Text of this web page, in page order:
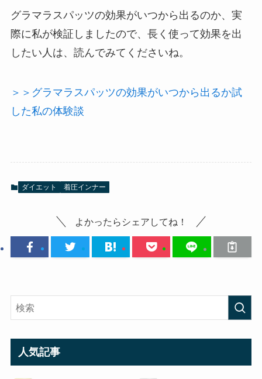
グラマラスパッツの効果がいつから出るのか、実
際に私が検証しましたので、長く使って効果を出
したい人は、読んでみてくださいね。
＞＞グラマラスパッツの効果がいつから出るか試
した私の体験談
ダイエット 着圧インナー
よかったらシェアしてね！
人気記事